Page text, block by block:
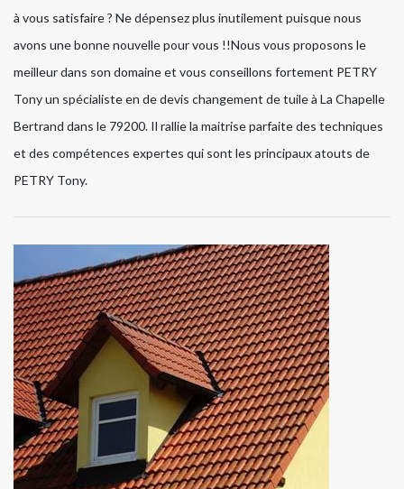
à vous satisfaire ? Ne dépensez plus inutilement puisque nous
avons une bonne nouvelle pour vous !!Nous vous proposons le
meilleur dans son domaine et vous conseillons fortement PETRY
Tony un spécialiste en de devis changement de tuile à La Chapelle
Bertrand dans le 79200. Il rallie la maitrise parfaite des techniques
et des compétences expertes qui sont les principaux atouts de
PETRY Tony.